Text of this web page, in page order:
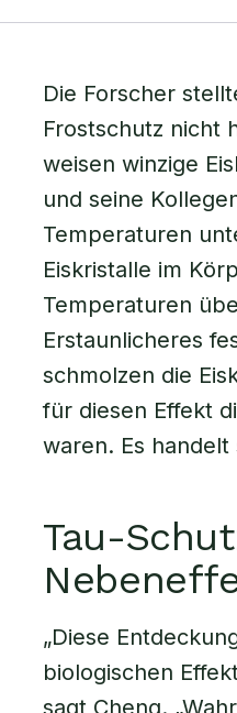
Die Forscher
Frostschutz nicht
weisen winzige
und seine
Temperaturen
Eiskristalle im
Temperaturen
Erstaunlicheres
schmolzen die
für diesen Effekt
waren. Es
Tau-
„Diese
biologischen
sagt Cheng.